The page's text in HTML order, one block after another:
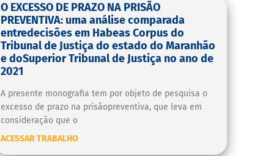
O EXCESSO DE PRAZO NA PRISÃO
PREVENTIVA: uma análise comparada
entredecisões em Habeas Corpus do
Tribunal de Justiça do estado do Maranhão
e doSuperior Tribunal de Justiça no ano de
2021
A presente monografia tem por objeto de pesquisa o
excesso de prazo na prisãopreventiva, que leva em
consideração que o
ACESSAR TRABALHO